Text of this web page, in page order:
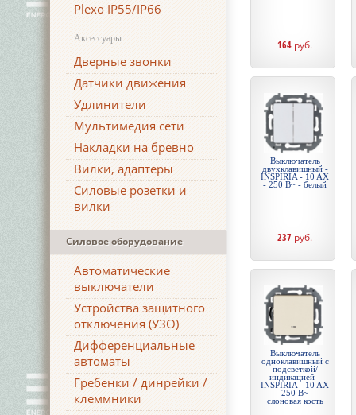
Plexo IP55/IP66
Аксессуары
Дверные звонки
Датчики движения
Удлинители
Мультимедия сети
Накладки на бревно
Вилки, адаптеры
Силовые розетки и
вилки
Силовое оборудование
Автоматические
выключатели
Устройства защитного
отключения (УЗО)
Дифференциальные
автоматы
Гребенки / динрейки /
клеммники
164 руб.
Выключатель
двухклавишный -
INSPIRIA - 10 AX
- 250 В~ - белый
237 руб.
Выключатель
одноклавишный с
подсветкой/
индикацией -
INSPIRIA - 10 AX
- 250 В~ -
слоновая кость